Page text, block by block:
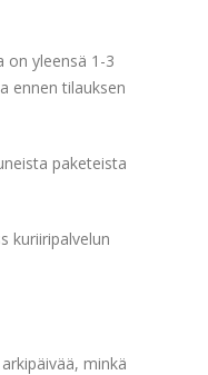
yleensä 1-3
ennen tilauksen
paketeista
kuriiripalvelun
minkä